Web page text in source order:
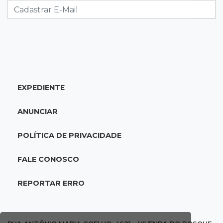
compra de carro
07:16Cidades
empresas por rodovias sem buracos
Sábado é dia de Feira das Esposas, Festival
vendaval em Mato Grosso do Sul
EXPEDIENTE
ANUNCIAR
POLÍTICA DE PRIVACIDADE
FALE CONOSCO
REPORTAR ERRO